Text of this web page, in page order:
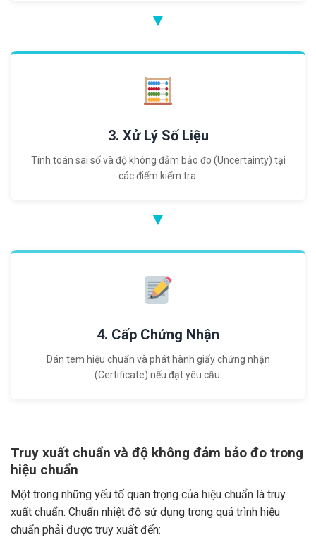
▼
3. Xử Lý Số Liệu
Tính toán sai số và độ không đảm bảo đo (Uncertainty) tại
các điểm kiểm tra.
▼
4. Cấp Chứng Nhận
Dán tem hiệu chuẩn và phát hành giấy chứng nhận
(Certificate) nếu đạt yêu cầu.
Truy xuất chuẩn và độ không đảm bảo đo trong
hiệu chuẩn
Một trong những yếu tố quan trọng của hiệu chuẩn là truy
xuất chuẩn. Chuẩn nhiệt độ sử dụng trong quá trình hiệu
chuẩn phải được truy xuất đến: